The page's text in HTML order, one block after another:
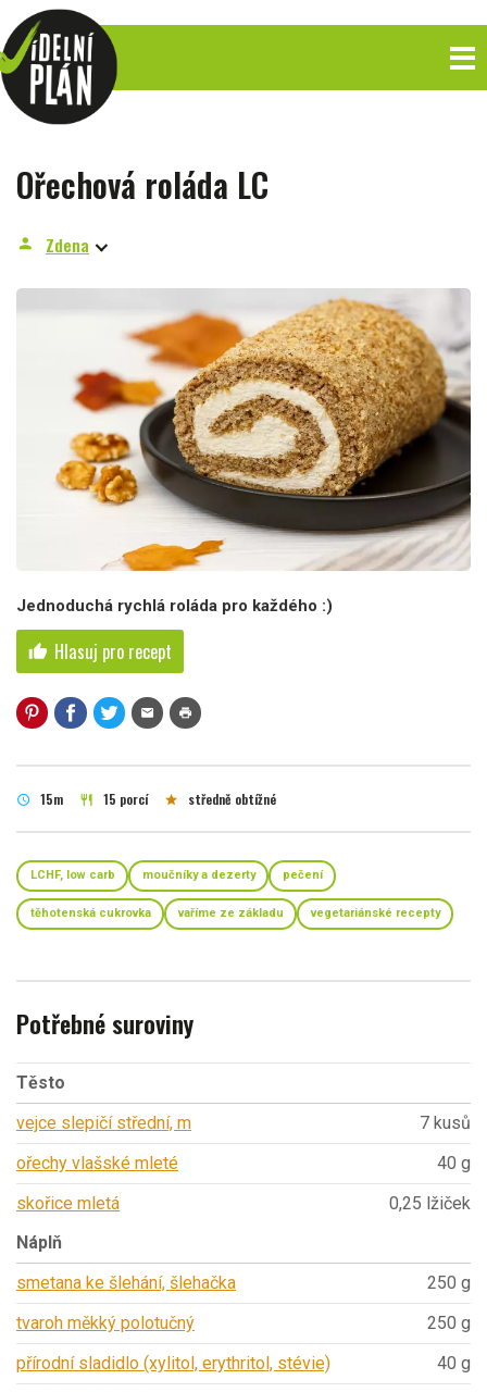
Ořechová roláda LC
person Zdena
Jednoduchá rychlá roláda pro každého :)
thumb_up Hlasuj pro recept
mail print
schedule 15m restaurant 15 porcí star středně obtížné
LCHF, low carb moučníky a dezerty pečení
těhotenská cukrovka vaříme ze základu vegetariánské recepty
Potřebné suroviny
Těsto
vejce slepičí střední, m
7 kusů
ořechy vlašské mleté
40 g
skořice mletá
0,25 lžiček
Náplň
smetana ke šlehání, šlehačka
250 g
tvaroh měkký polotučný
250 g
přírodní sladidlo (xylitol, erythritol, stévie)
40 g